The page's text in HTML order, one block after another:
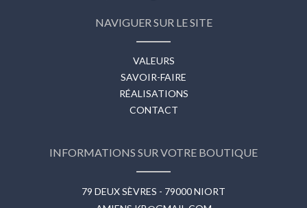
NAVIGUER SUR LE SITE
VALEURS
SAVOIR-FAIRE
RÉALISATIONS
CONTACT
INFORMATIONS SUR VOTRE BOUTIQUE
79 DEUX SÈVRES - 79000 NIORT